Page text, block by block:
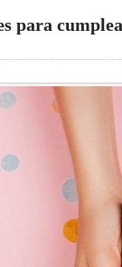
para